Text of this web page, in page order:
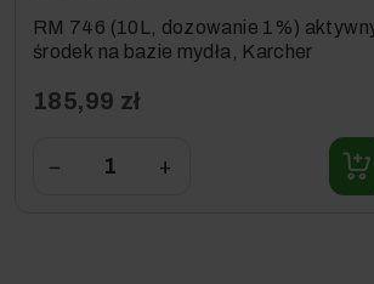
RM 746 (10L, dozowanie 1%)
środek na bazie mydła, Karcher
185,99 zł
− +